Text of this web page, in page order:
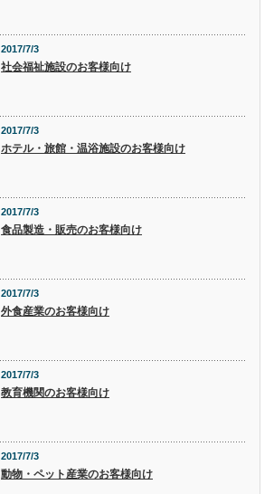
2017/7/3
社会福祉施設のお客様向け
2017/7/3
ホテル・旅館・温浴施設のお客様向け
2017/7/3
食品製造・販売のお客様向け
2017/7/3
外食産業のお客様向け
2017/7/3
教育機関のお客様向け
2017/7/3
動物・ペット産業のお客様向け